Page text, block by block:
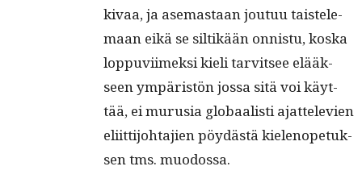
kivaa, ja ase­mas­taan joutuu tais­tele­
maan eikä se siltikään onnis­tu, kos­ka
lop­pu­vi­imek­si kieli tarvit­see elääk­
seen ympäristön jos­sa sitä voi käyt­
tää, ei muru­sia globaal­isti ajat­tele­vien
eli­it­ti­jo­hta­jien pöy­dästä kie­lenopetuk­
sen tms. muodossa.